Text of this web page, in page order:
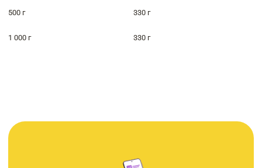
500 г 330 г
1 000 г 330 г